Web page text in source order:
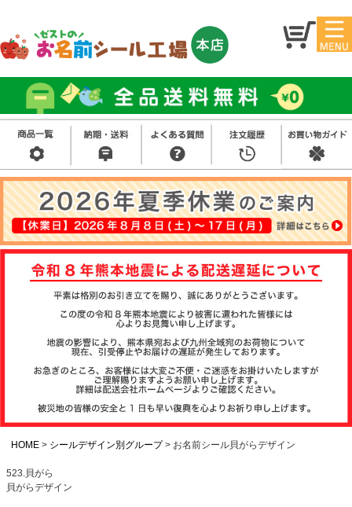
マイ
ジ
お名
前シ
ール
アイ
ロン
シー
ル
お買
い得
セッ
ト
スタ
ンプ
その
他
注文履歴
て
HOME シールデザイン別グループ お名前シール貝がらデザイン
523.貝がら
貝がらデザイン